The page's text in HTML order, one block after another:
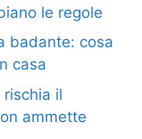
le regole
badante: cosa
casa
il
ammette